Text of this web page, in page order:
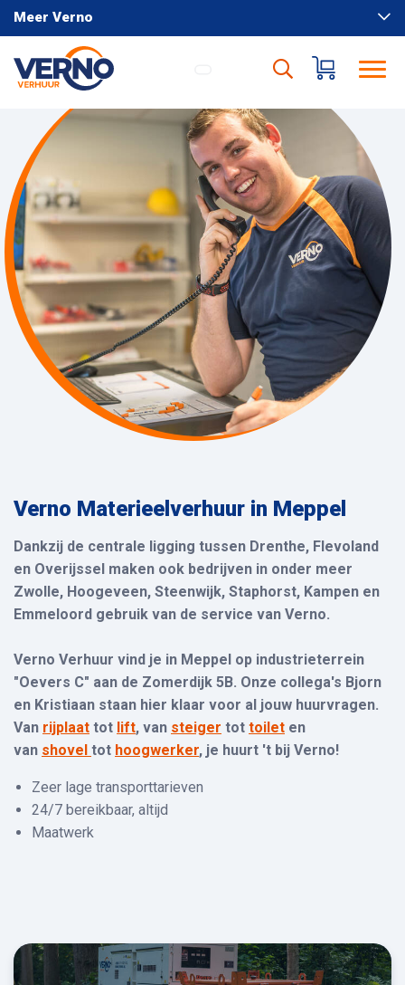
Meer Verno
Verno Materieelverhuur in Meppel
Dankzij de centrale ligging tussen Drenthe, Flevoland
en Overijssel maken ook bedrijven in onder meer
Zwolle, Hoogeveen, Steenwijk, Staphorst, Kampen en
Emmeloord gebruik van de service van Verno.
Verno Verhuur vind je in Meppel op industrieterrein
"Oevers C" aan de Zomerdijk 5B. Onze collega's Bjorn
en Kristiaan staan hier klaar voor al jouw huurvragen.
Van rijplaat tot lift, van steiger tot toilet en
van shovel tot hoogwerker, je huurt 't bij Verno!
Zeer lage transporttarieven
24/7 bereikbaar, altijd
Maatwerk